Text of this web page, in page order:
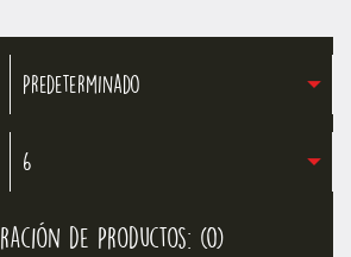
Predeterminado
6
de Productos: (0)